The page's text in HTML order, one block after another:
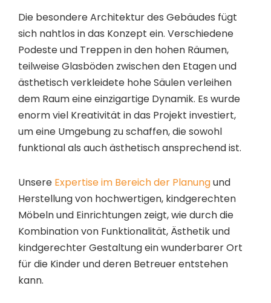
Die besondere Architektur des Gebäudes fügt
sich nahtlos in das Konzept ein. Verschiedene
Podeste und Treppen in den hohen Räumen,
teilweise Glasböden zwischen den Etagen und
ästhetisch verkleidete hohe Säulen verleihen
dem Raum eine einzigartige Dynamik. Es wurde
enorm viel Kreativität in das Projekt investiert,
um eine Umgebung zu schaffen, die sowohl
funktional als auch ästhetisch ansprechend ist.
Unsere Expertise im Bereich der Planungund
Herstellung von hochwertigen, kindgerechten
Möbeln und Einrichtungen zeigt, wie durch die
Kombination von Funktionalität, Ästhetik und
kindgerechter Gestaltung ein wunderbarer Ort
für die Kinder und deren Betreuer entstehen
kann.